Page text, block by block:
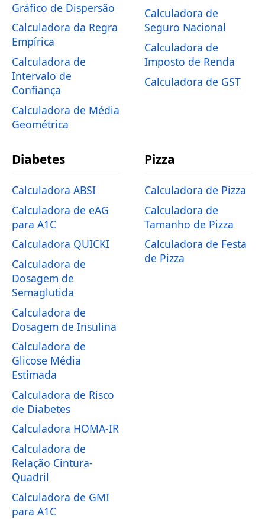
Gráfico de Dispersão
Calculadora da Regra
Empírica
Calculadora de
Intervalo de
Confiança
Calculadora de Média
Geométrica
Calculadora de
Seguro Nacional
Calculadora de
Imposto de Renda
Calculadora de GST
Diabetes
Calculadora ABSI
Calculadora de eAG
para A1C
Calculadora QUICKI
Calculadora de
Dosagem de
Semaglutida
Calculadora de
Dosagem de Insulina
Calculadora de
Glicose Média
Estimada
Calculadora de Risco
de Diabetes
Calculadora HOMA-IR
Calculadora de
Relação Cintura-
Quadril
Calculadora de GMI
para A1C
Pizza
Calculadora de Pizza
Calculadora de
Tamanho de Pizza
Calculadora de Festa
de Pizza